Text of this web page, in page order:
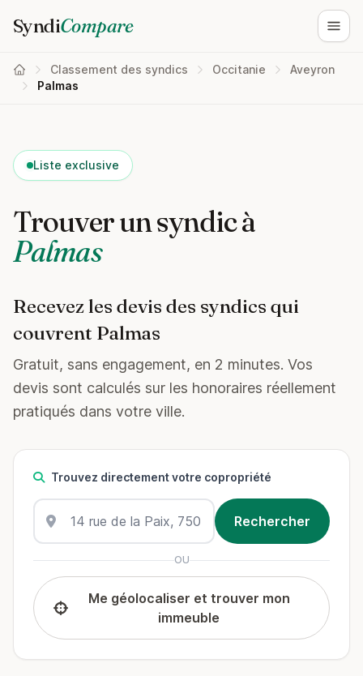
SyndiCompare
Classement des syndics Occitanie
Aveyron
Palmas
Liste exclusive
Trouver un syndic à
Palmas
Recevez les devis des syndics qui
couvrent Palmas
Gratuit, sans engagement, en 2 minutes. Vos
devis sont calculés sur les honoraires réellement
pratiqués dans votre ville.
Trouvez directement votre copropriété
OU
Me géolocaliser et trouver mon
immeuble